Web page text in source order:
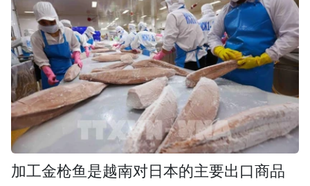
加工金枪鱼是越南对日本的主要出口商品